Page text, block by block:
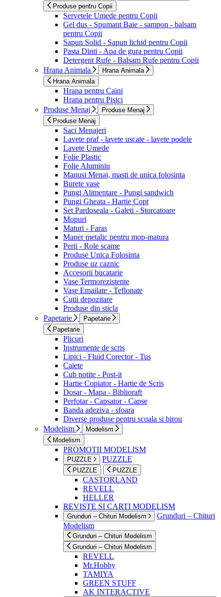
Produse pentru Copii
Servetele Umede pentru Copii
Gel dus - Spumant Baie - sampon - balsam
pentru Copii
Sapun Solid - Sapun lichid pentru Copii
Pasta Dinti - Apa de gura pentru Copii
Detergent Rufe - Balsam Rufe pentru Copii
Hrana Animala
Hrana Animala
Hrana Animala
Hrana pentru Caini
Hrana pentru Pisici
Produse Menaj
Produse Menaj
Produse Menaj
Saci Menajeri
Lavete praf - lavete uscate - lavete podele
Lavete Umede
Folie Plastic
Folie Aluminiu
Manusi Menaj, masti de unica folosinta
Burete vase
Pungi Alimentare - Pungi sandwich
Pungi Gheata - Hartie Copt
Set Pardoseala - Galeti - Storcatoare
Mopuri
Maturi - Faras
Maner metalic pentru mop-matura
Perii - Role scame
Produse Unica Folosinta
Produse uz caznic
Accesorii bucatarie
Vase Termorezistente
Vase Emailate - Teflonate
Cutii depozitare
Produse din sticla
Papetarie
Papetarie
Papetarie
Plicuri
Instrumente de scris
Lipici - Fluid Corector - Tus
Caiete
Cub notite - Post-it
Hartie Copiator - Hartie de Scris
Dosar - Mapa - Biblioraft
Perfotar - Capsator - Capse
Banda adeziva - sfoara
Diverse produse pentru scoala si birou
Modelism
Modelism
Modelism
PROMOTII MODELISM
PUZZLE PUZZLE
PUZZLE PUZZLE
CASTORLAND
REVELL
HELLER
REVISTE SI CARTI MODELISM
Grunduri – Chituri Modelism
Grunduri – Chituri
Modelism
Grunduri – Chituri Modelism
Grunduri – Chituri Modelism
REVELL
Mr.Hobby
TAMIYA
GREEN STUFF
AK INTERACTIVE